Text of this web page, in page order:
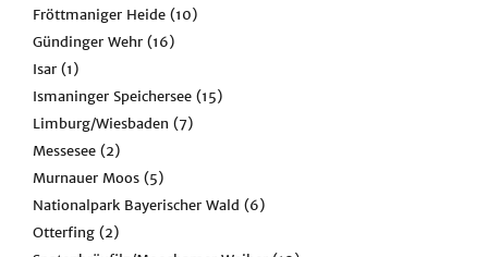
Fröttmaniger Heide (10)
Gündinger Wehr (16)
Isar (1)
Ismaninger Speichersee (15)
Limburg/Wiesbaden (7)
Messesee (2)
Murnauer Moos (5)
Nationalpark Bayerischer Wald (6)
Otterfing (2)